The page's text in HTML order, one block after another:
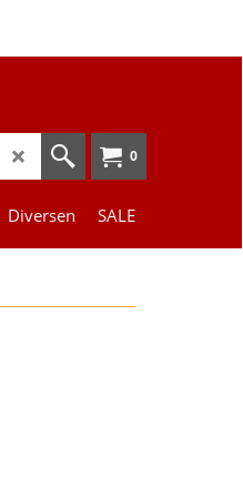
0
Diversen SALE